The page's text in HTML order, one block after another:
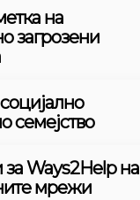
на
загрозени
семејство
Ways2Help на
мрежи